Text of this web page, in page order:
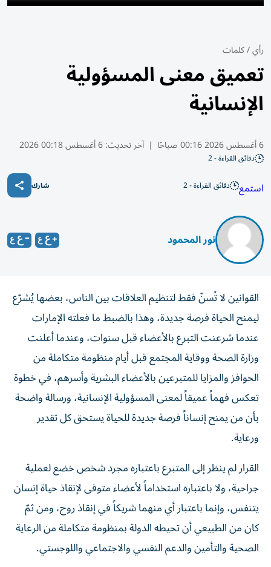
رأي/كلمات
تعميق معنى المسؤولية
الإنسانية
6 أغسطس 2026 00:16 صباحًا | آخر تحديث:6 أغسطس 00:18 2026
دقائق القراءة - 2
استمع دقائق القراءة - 2 شارك
نور المحمود
القوانين لا تُسنّ فقط لتنظيم العلاقات بين الناس، بعضها يُشرّع
ليمنح الحياة فرصة جديدة، وهذا بالضبط ما فعلته الإمارات
عندما شرعنت التبرع بالأعضاء قبل سنوات، وعندما أعلنت
وزارة الصحة ووقاية المجتمع قبل أيام منظومة متكاملة من
الحوافز والمزايا للمتبرعين بالأعضاء البشرية وأسرهم، في خطوة
تعكس فهماً عميقاً لمعنى المسؤولية الإنسانية، ورسالة واضحة
بأن من يمنح إنساناً فرصة جديدة للحياة يستحق كل تقدير
ورعاية.
القرار لم ينظر إلى المتبرع باعتباره مجرد شخص خضع لعملية
جراحية، ولا باعتباره استخداماً لأعضاء متوفى لإنقاذ حياة إنسان
يتنفس، وإنما باعتبار أي منهما شريكاً في إنقاذ روح، ومن ثمّ
كان من الطبيعي أن تحيطه الدولة بمنظومة متكاملة من الرعاية
الصحية والتأمين والدعم النفسي والاجتماعي واللوجستي.